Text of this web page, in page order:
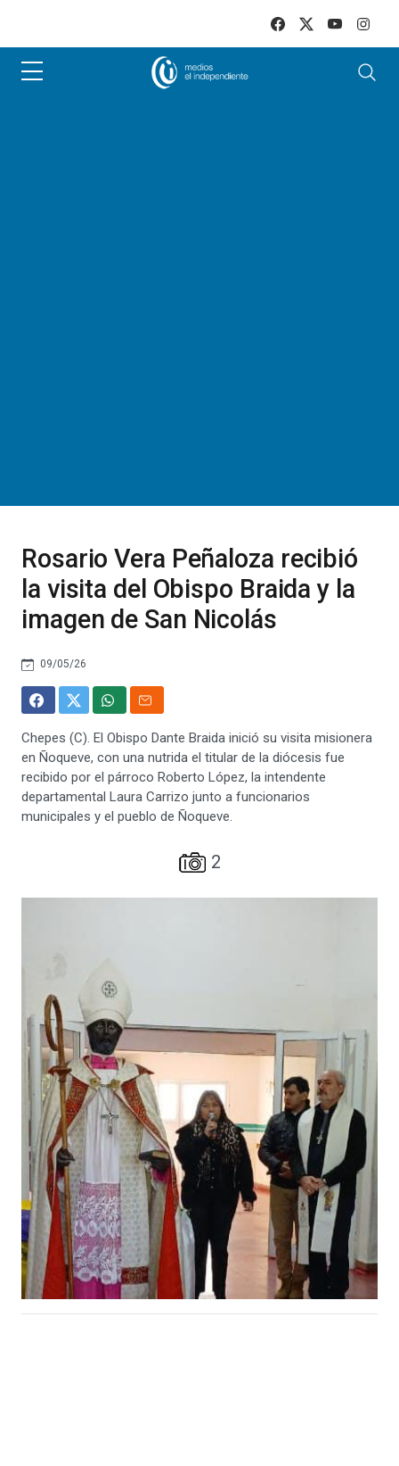
Rosario Vera Peñaloza recibió
la visita del Obispo Braida y la
imagen de San Nicolás
09/05/26
Chepes (C). El Obispo Dante Braida inició su visita misionera
en Ñoqueve, con una nutrida el titular de la diócesis fue
recibido por el párroco Roberto López, la intendente
departamental Laura Carrizo junto a funcionarios
municipales y el pueblo de Ñoqueve.
2